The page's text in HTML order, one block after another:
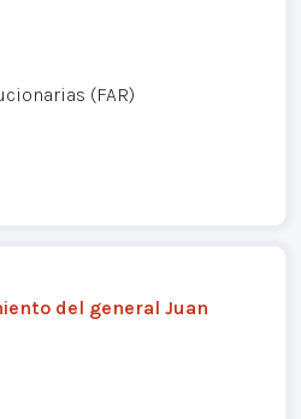
(FAR)
del general Juan